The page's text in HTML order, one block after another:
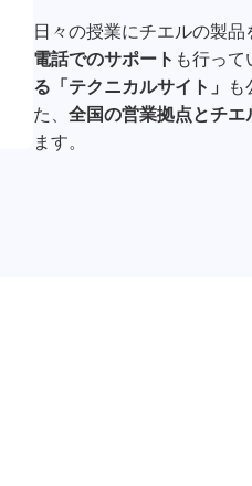
日々の授業にチエルの製品
電話でのサポート も行っ
る「テクニカルサイト」
た、全国の営業拠点とチエ
ます。